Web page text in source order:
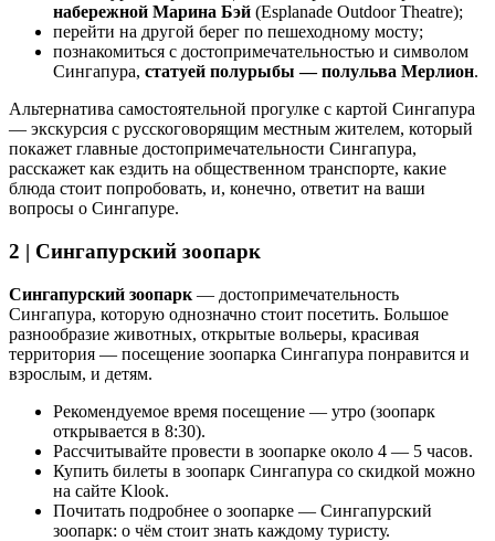
набережной Марина Бэй (Esplanade Outdoor Theatre);
перейти на другой берег по пешеходному мосту;
познакомиться с достопримечательностью и символом
Сингапура, статуей полурыбы — полульва Мерлион.
Альтернатива самостоятельной прогулке с картой Сингапура
— экскурсия с русскоговорящим местным жителем, который
покажет главные достопримечательности Сингапура,
расскажет как ездить на общественном транспорте, какие
блюда стоит попробовать, и, конечно, ответит на ваши
вопросы о Сингапуре.
2 | Сингапурский зоопарк
Сингапурский зоопарк — достопримечательность
Сингапура, которую однозначно стоит посетить. Большое
разнообразие животных, открытые вольеры, красивая
территория — посещение зоопарка Сингапура понравится и
взрослым, и детям.
Рекомендуемое время посещение — утро (зоопарк
открывается в 8:30).
Рассчитывайте провести в зоопарке около 4 — 5 часов.
Купить билеты в зоопарк Сингапура со скидкой можно
на сайте Klook.
Почитать подробнее о зоопарке — Сингапурский
зоопарк: о чём стоит знать каждому туристу.